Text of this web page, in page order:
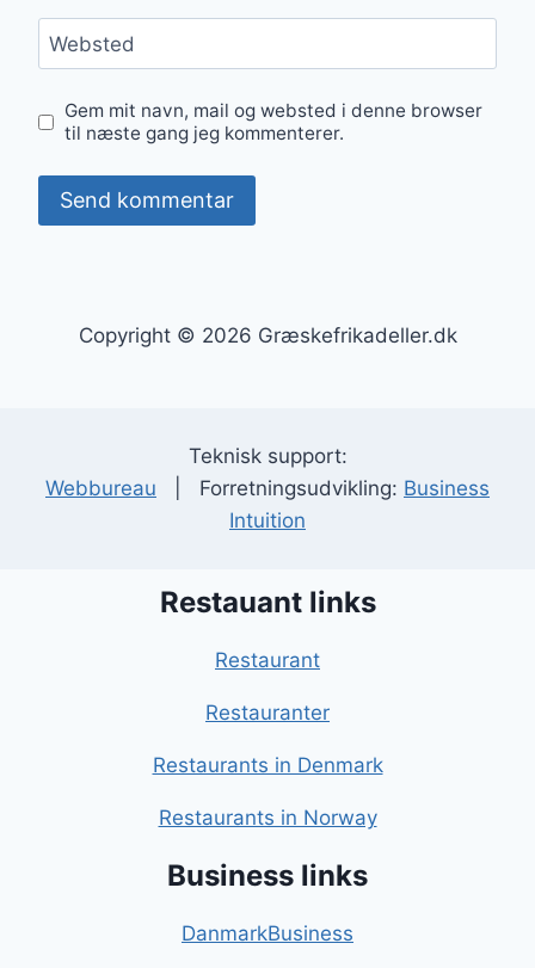
Websted
Gem mit navn, mail og websted i denne browser
til næste gang jeg kommenterer.
Copyright © 2026 Græskefrikadeller.dk
Teknisk support:
Webbureau | Forretningsudvikling: Business
Intuition
Restauant links
Restaurant
Restauranter
Restaurants in Denmark
Restaurants in Norway
Business links
DanmarkBusiness